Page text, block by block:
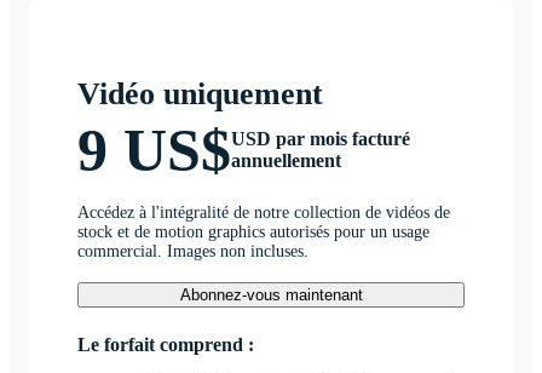
Vidéo uniquement
9 US$USD par mois facturé
annuellement
Accédez à l'intégralité de notre collection de vidéos de
stock et de motion graphics autorisés pour un usage
commercial. Images non incluses.
Abonnez-vous maintenant
Le forfait comprend :